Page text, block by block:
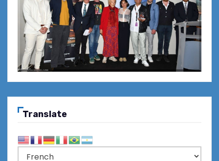
Translate